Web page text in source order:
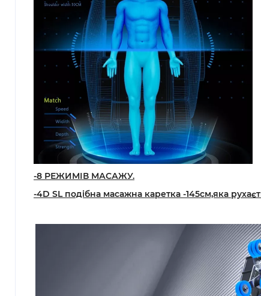
-8 РЕЖИМІВ МАСАЖУ.
-4D SL подібна масажна каретка -145см,яка